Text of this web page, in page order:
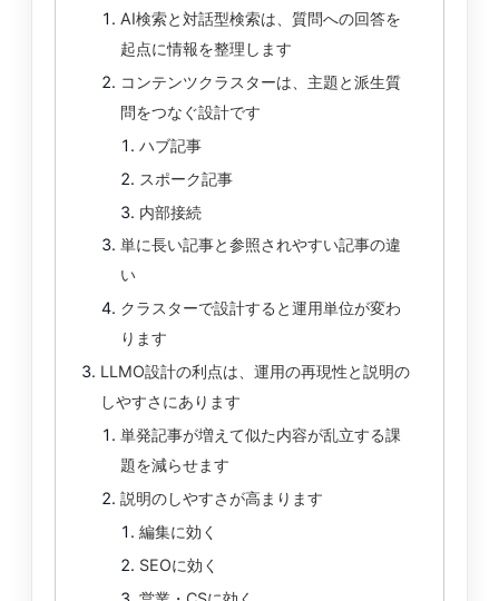
AI検索と対話型検索は、質問への回答を
起点に情報を整理します
コンテンツクラスターは、主題と派生質
問をつなぐ設計です
ハブ記事
スポーク記事
内部接続
単に長い記事と参照されやすい記事の違
い
クラスターで設計すると運用単位が変わ
ります
LLMO設計の利点は、運用の再現性と説明の
しやすさにあります
単発記事が増えて似た内容が乱立する課
題を減らせます
説明のしやすさが高まります
編集に効く
SEOに効く